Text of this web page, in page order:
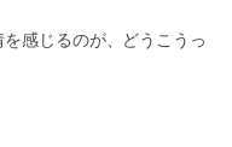
感じるのが、どうこうっ